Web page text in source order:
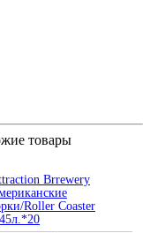
товары
Brrewery
Roller Coaster